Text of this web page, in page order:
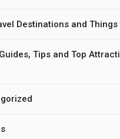
Destinations and Things
Tips and Top